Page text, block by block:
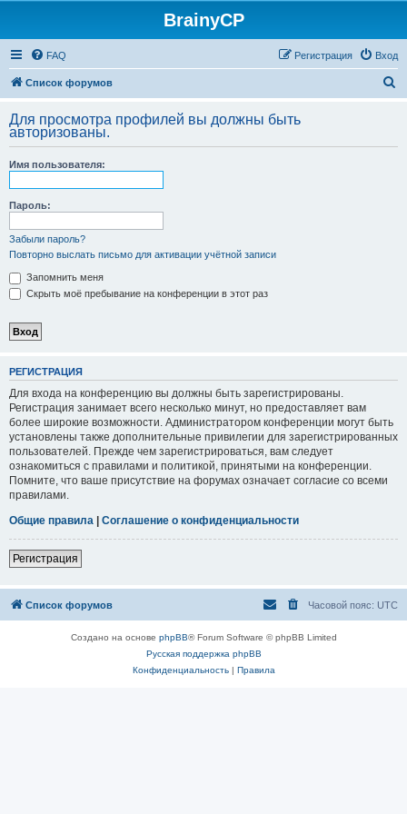
BrainyCP
FAQ Вход
Регистрация
Список форумов
с
Для просмотра профилей вы должны быть
авторизованы.
Имя пользователя:
Пароль:
Забыли пароль?
Повторно выслать письмо для активации учётной записи
Запомнить меня
Скрыть моё пребывание на конференции в этот раз
РЕГИСТРАЦИЯ
Для входа на конференцию вы должны быть зарегистрированы.
Регистрация занимает всего несколько минут, но предоставляет вам
более широкие возможности. Администратором конференции могут быть
установлены также дополнительные привилегии для зарегистрированных
пользователей. Прежде чем зарегистрироваться, вам следует
ознакомиться с правилами и политикой, принятыми на конференции.
Помните, что ваше присутствие на форумах означает согласие со всеми
правилами.
Общие правила | Соглашение о конфиденциальности
Регистрация
Список форумов Часовой пояс: UTC
Создано на основе phpBB® Forum Software © phpBB Limited
Русская поддержка phpBB
Конфиденциальность| Правила